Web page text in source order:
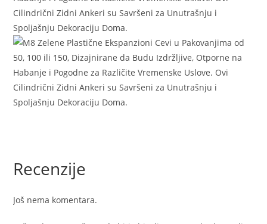
Recenzije
Još nema komentara.